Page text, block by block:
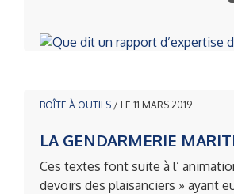
BOÎTE À OUTILS / LE 11 MARS 2019
LA GENDARMERIE
Ces textes font suite à l’
devoirs des plaisanciers » ayant